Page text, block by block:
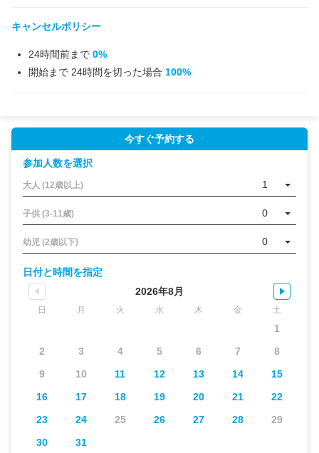
キャンセルポリシー
24時間前まで 0%
開始まで 24時間を切った場合 100%
今すぐ予約する
参加人数を選択
大人 (12歳以上) 1
子供 (3-11歳) 0
幼児 (2歳以下) 0
日付と時間を指定
2026年8月
日 月 火 水 木 金 土
1
2
3 4 5 6 7
8
9
10 11 12 13 14
15
16
17 18 19 20 21
22
23
24 25 26 27 28
29
30
31